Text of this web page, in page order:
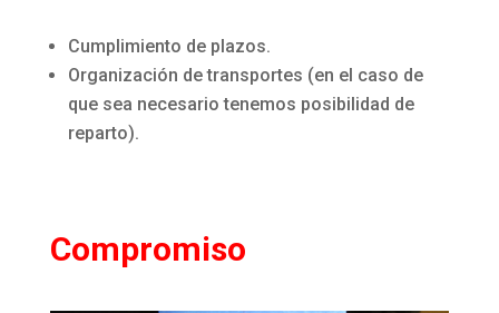
Cumplimiento de plazos.
Organización de transportes (en el caso de
que sea necesario tenemos posibilidad de
reparto).
Compromiso